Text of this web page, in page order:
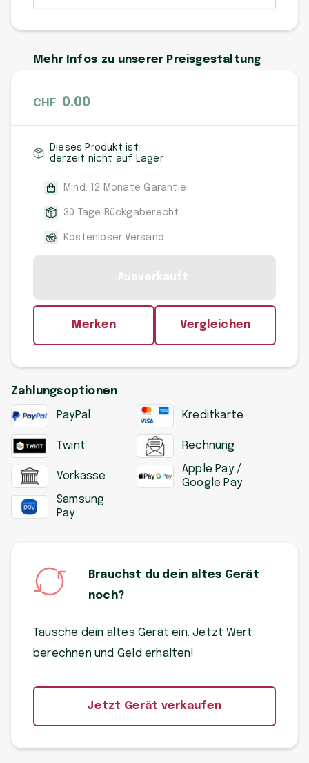
Mehr Infos zu unserer Preisgestaltung
CHF 0.00
Dieses Produkt ist
derzeit nicht auf Lager
Mind. 12 Monate Garantie
30 Tage Rückgaberecht
Kostenloser Versand
Merken Vergleichen
Zahlungsoptionen
PayPal Kreditkarte
Twint Rechnung
Vorkasse
Apple Pay /
Google Pay
Samsung
Pay
Brauchst du dein altes Gerät
noch?
Tausche dein altes Gerät ein. Jetzt Wert
berechnen und Geld erhalten!
Jetzt Gerät verkaufen